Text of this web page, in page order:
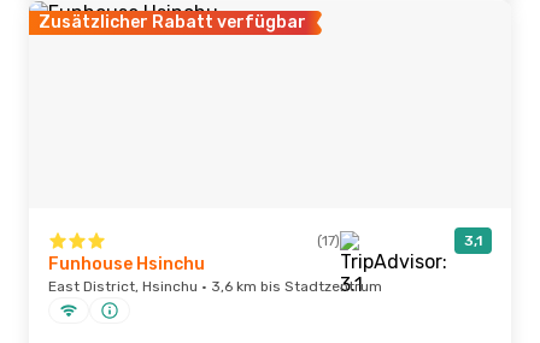
Zusätzlicher Rabatt verfügbar
(17) 3,1
Funhouse Hsinchu
East District, Hsinchu · 3,6 km bis Stadtzentrum